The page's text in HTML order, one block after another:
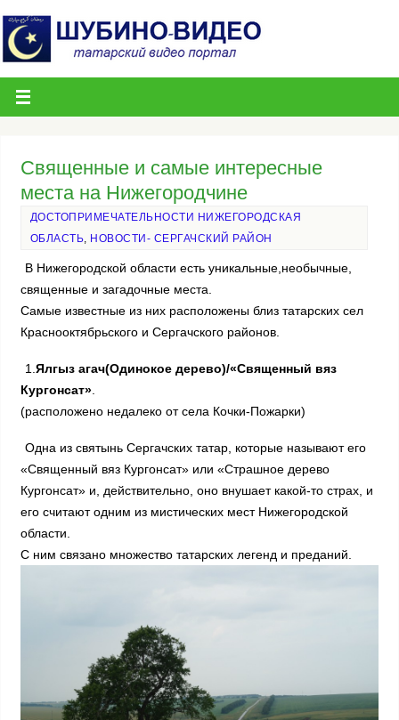
Священные и самые интересные
места на Нижегородчине
ДОСТОПРИМЕЧАТЕЛЬНОСТИ НИЖЕГОРОДСКАЯ
ОБЛАСТЬ НОВОСТИ- СЕРГАЧСКИЙ РАЙОН
В Нижегородской области есть уникальные,необычные,
священные и загадочные места.
Самые известные из них расположены близ татарских сел
Краснооктябрьского и Сергачского районов.
1. Ялгыз агач(Одинокое дерево)/«Священный вяз
Кургонсат».
(расположено недалеко от села Кочки-Пожарки)
Одна из святынь Сергачских татар, которые называют его
«Священный вяз Кургонсат» или «Страшное дерево
Кургонсат» и, действительно, оно внушает какой-то страх, и
его считают одним из мистических мест Нижегородской
области.
С ним связано множество татарских легенд и преданий.